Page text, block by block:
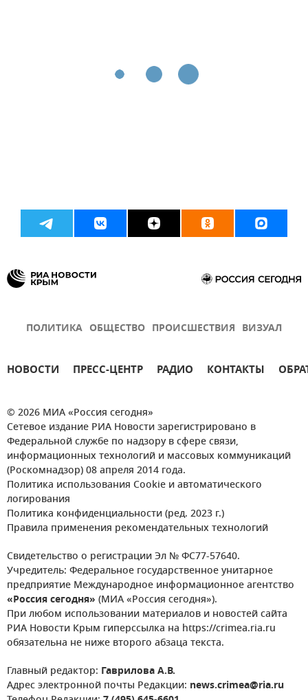
ПОЛИТИКА ОБЩЕСТВО ПРОИСШЕСТВИЯ ВИЗУАЛ
НОВОСТИ ПРЕСС-ЦЕНТР РАДИО КОНТАКТЫ
© 2026 МИА «Россия сегодня»
Сетевое издание РИА Новости зарегистрировано в
Федеральной службе по надзору в сфере связи,
информационных технологий и массовых коммуникаций
(Роскомнадзор) 08 апреля 2014 года.
Политика использования Cookie и автоматического
логирования
Политика конфиденциальности (ред. 2023 г.)
Правила применения рекомендательных технологий
Свидетельство о регистрации Эл № ФС77-57640.
Учредитель: Федеральное государственное унитарное
предприятие Международное информационное агентство
«Россия сегодня» (МИА «Россия сегодня»).
При любом использовании материалов и новостей сайта
РИА Новости Крым гиперссылка на https://crimea.ria.ru
обязательна не ниже второго абзаца текста.
Главный редактор: Гаврилова А.В.
Адрес электронной почты Редакции: news.crimea@ria.ru